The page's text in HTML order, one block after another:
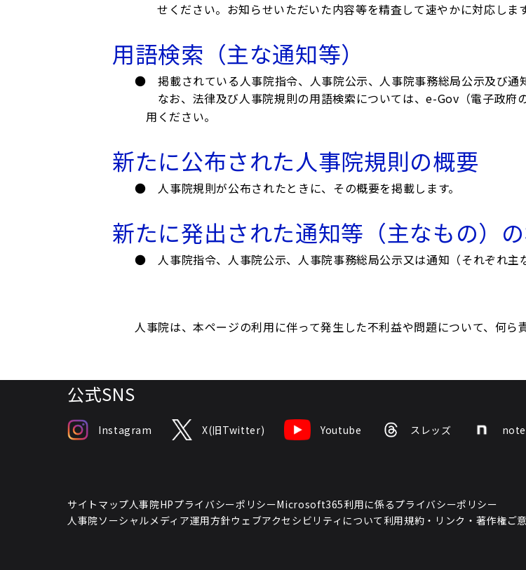
せください。お知らせいただいた内容等を精査して速やかに対応します
用語検索（主な通知等）
● 掲載されている人事院指令、人事院公示、人事院事務総局公示及び通
なお、法律及び人事院規則の用語検索については、e-Gov（電子政府
用ください。
新たに公布された人事院規則の概要
● 人事院規則が公布されたときに、その概要を掲載します。
新たに発出された通知等（主なもの）
● 人事院指令、人事院公示、人事院事務総局公示又は通知（それぞれ主
人事院は、本ページの利用に伴って発生した不利益や問題について、何ら
公式SNS
Instagram X(旧Twitter) Youtube スレッズ note
サイトマップ人事院HPプライバシーポリシーMicrosoft365利用に係るプライバシーポリシー
人事院ソーシャルメディア運用方針ウェブアクセシビリティについて 利用規約・リンク・著作権ご